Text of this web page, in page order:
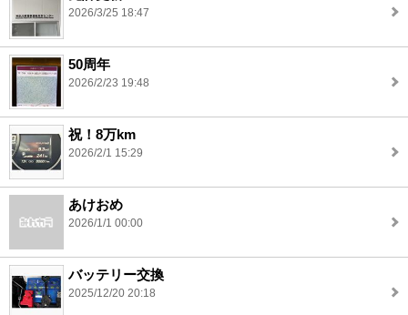
2026/3/25 18:47
50周年
2026/2/23 19:48
祝！8万km
2026/2/1 15:29
あけおめ
2026/1/1 00:00
バッテリー交換
2025/12/20 20:18